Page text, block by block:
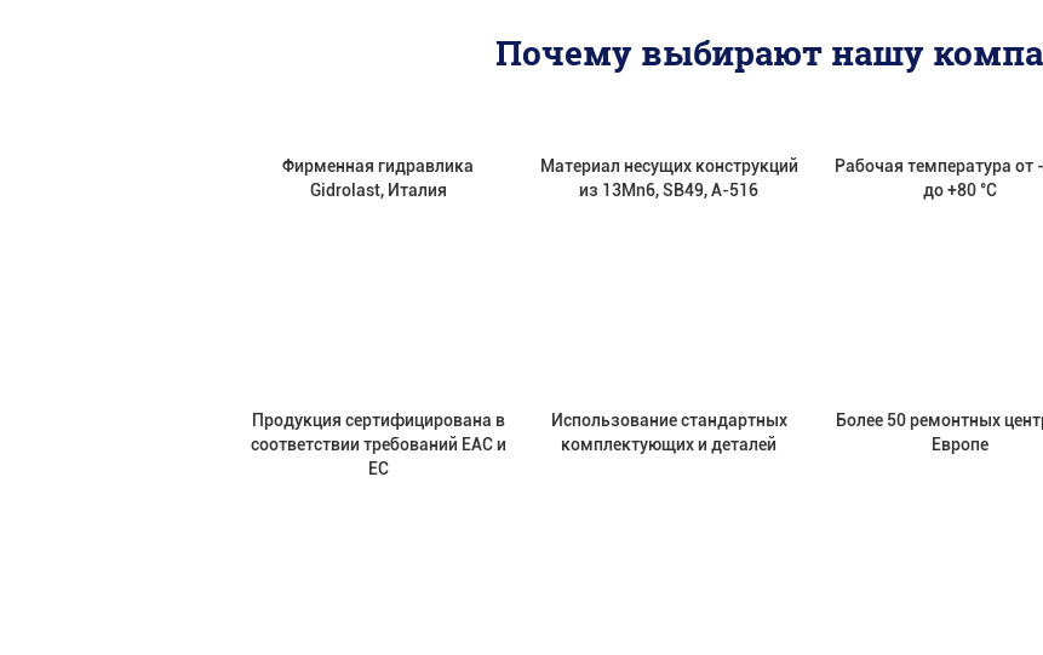
Почему выбирают нашу
Фирменная гидравлика
Gidrolast, Италия
Материал несущих конструкций
из 13Mn6, SB49, А-516
Рабочая температура от
до +80 °С
Продукция сертифицирована в
соответствии требований EAC и
EC
Использование стандартных
комплектующих и деталей
Более 50 ремонтных
Европе